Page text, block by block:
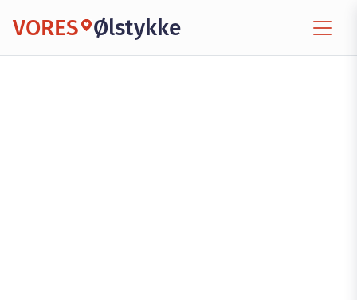
VORES Ølstykke